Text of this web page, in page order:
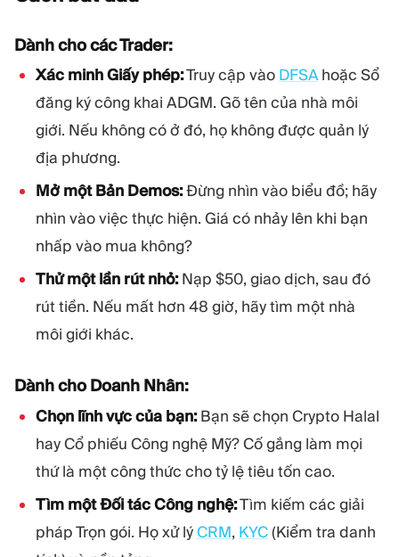
Dành cho các Trader:
Xác minh Giấy phép:Truy cập vào DFSAhoặc Sổ
đăng ký công khai ADGM. Gõ tên của nhà môi
giới. Nếu không có ở đó, họ không được quản lý
địa phương.
Mở một Bản Demos:Đừng nhìn vào biểu đồ; hãy
nhìn vào việc thực hiện. Giá có nhảy lên khi bạn
nhấp vào mua không?
Thử một lần rút nhỏ:Nạp $50, giao dịch, sau đó
rút tiền. Nếu mất hơn 48 giờ, hãy tìm một nhà
môi giới khác.
Dành cho Doanh Nhân:
Chọn lĩnh vực của bạn:Bạn sẽ chọn Crypto Halal
hay Cổ phiếu Công nghệ Mỹ? Cố gắng làm mọi
thứ là một công thức cho tỷ lệ tiêu tốn cao.
Tìm một Đối tác Công nghệ:Tìm kiếm các giải
pháp Trọn gói. Họ xử lýCRM, KYC(Kiểm tra danh